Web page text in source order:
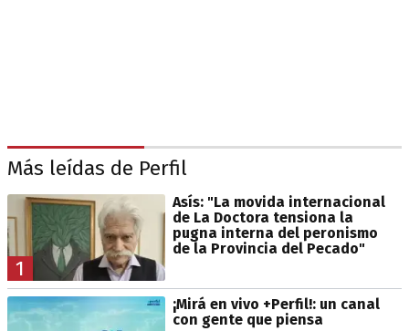
Más leídas de Perfil
1
Asís: "La movida internacional
de La Doctora tensiona la
pugna interna del peronismo
de la Provincia del Pecado"
¡Mirá en vivo +Perfil!: un canal
con gente que piensa